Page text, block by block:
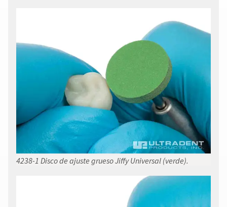
4238-1 Disco de ajuste grueso Jiffy Universal (verde).